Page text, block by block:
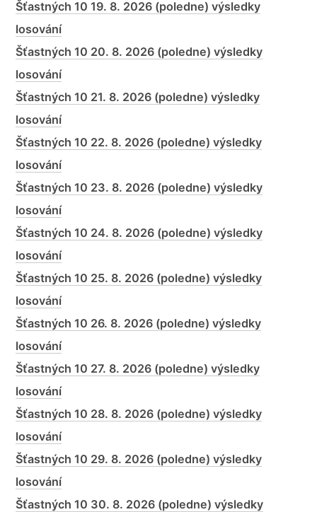
Šťastných 10 19. 8. 2026 (poledne) výsledky
losování
Šťastných 10 20. 8. 2026 (poledne) výsledky
losování
Šťastných 10 21. 8. 2026 (poledne) výsledky
losování
Šťastných 10 22. 8. 2026 (poledne) výsledky
losování
Šťastných 10 23. 8. 2026 (poledne) výsledky
losování
Šťastných 10 24. 8. 2026 (poledne) výsledky
losování
Šťastných 10 25. 8. 2026 (poledne) výsledky
losování
Šťastných 10 26. 8. 2026 (poledne) výsledky
losování
Šťastných 10 27. 8. 2026 (poledne) výsledky
losování
Šťastných 10 28. 8. 2026 (poledne) výsledky
losování
Šťastných 10 29. 8. 2026 (poledne) výsledky
losování
Šťastných 10 30. 8. 2026 (poledne) výsledky